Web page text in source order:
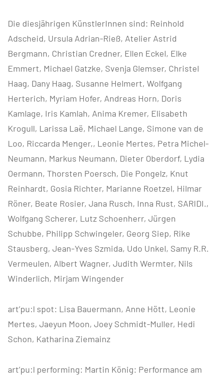
Die diesjährigen KünstlerInnen sind: Reinhold
Adscheid, Ursula Adrian-Rieß, Atelier Astrid
Bergmann, Christian Credner, Ellen Eckel, Elke
Emmert, Michael Gatzke, Svenja Glemser, Christel
Haag, Dany Haag, Susanne Helmert, Wolfgang
Herterich, Myriam Hofer, Andreas Horn, Doris
Kamlage, Iris Kamlah, Anima Kremer, Elisabeth
Krogull, Larissa Laë, Michael Lange, Simone van de
Loo, Riccarda Menger,, Leonie Mertes, Petra Michel-
Neumann, Markus Neumann, Dieter Oberdorf, Lydia
Oermann, Thorsten Poersch, Die Pongelz, Knut
Reinhardt, Gosia Richter, Marianne Roetzel, Hilmar
Röner, Beate Rosier, Jana Rusch, Inna Rust, SARIDI.,
Wolfgang Scherer, Lutz Schoenherr, Jürgen
Schubbe, Philipp Schwingeler, Georg Siep, Rike
Stausberg, Jean-Yves Szmida, Udo Unkel, Samy R.R.
Vermeulen, Albert Wagner, Judith Wermter, Nils
Winderlich, Mirjam Wingender
art’pu:l spot: Lisa Bauermann, Anne Hött, Leonie
Mertes, Jaeyun Moon, Joey Schmidt-Muller, Hedi
Schon, Katharina Ziemainz
art’pu:l performing: Martin König: Performance am